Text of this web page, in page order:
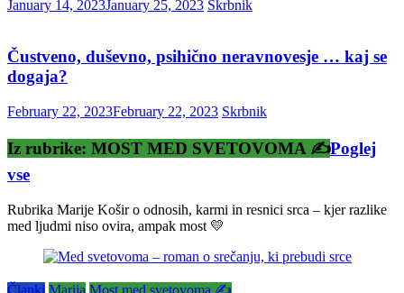
January 14, 2023January 25, 2023 Skrbnik
Čustveno, duševno, psihično neravnovesje … kaj se
dogaja?
February 22, 2023February 22, 2023 Skrbnik
Iz rubrike: MOST MED SVETOVOMA ✍️Poglej
vse
Rubrika Marije Košir o odnosih, karmi in resnici srca – kjer razlike
med ljudmi niso ovira, ampak most 💛
Članki Marija Most med svetovoma ✍️